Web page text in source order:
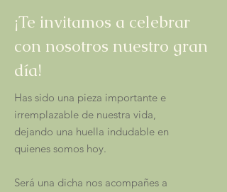
¡Te invitamos a celebrar
con nosotros nuestro gran
día!
Has sido una pieza importante e
irremplazable de nuestra vida,
dejando una huella indudable en
quienes somos hoy.
Será una dicha nos acompañes a